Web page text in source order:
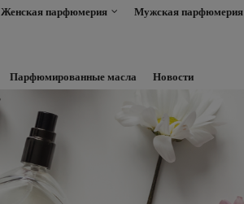
Женская парфюмерия Мужская парфюмерия
Парфюмированные масла Новости